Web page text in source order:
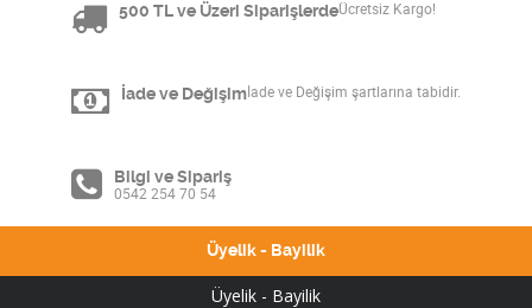
500 TL ve Üzeri SiparişlerdeÜcretsiz Kargo!
İade ve Değişim İade ve Değişim şartlarına tabidir.
Bilgi ve Sipariş
0542 254 70 54
Üyelik - Bayilik
Üyelik - Bayilik